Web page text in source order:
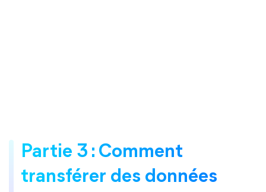
Partie 3 : Comment
transférer des données